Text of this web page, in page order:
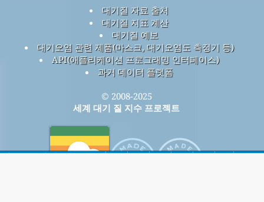
대기질 자료 출처
대기질 지표 계산
대기질 예보
대기오염 관련 제품(마스크, 대기오염도 측정기 등)
API(애플리케이션 프로그래밍 인터페이스)
과거 데이터 플랫폼
© 2008-2025
세계 대기 질 지수 프로젝트